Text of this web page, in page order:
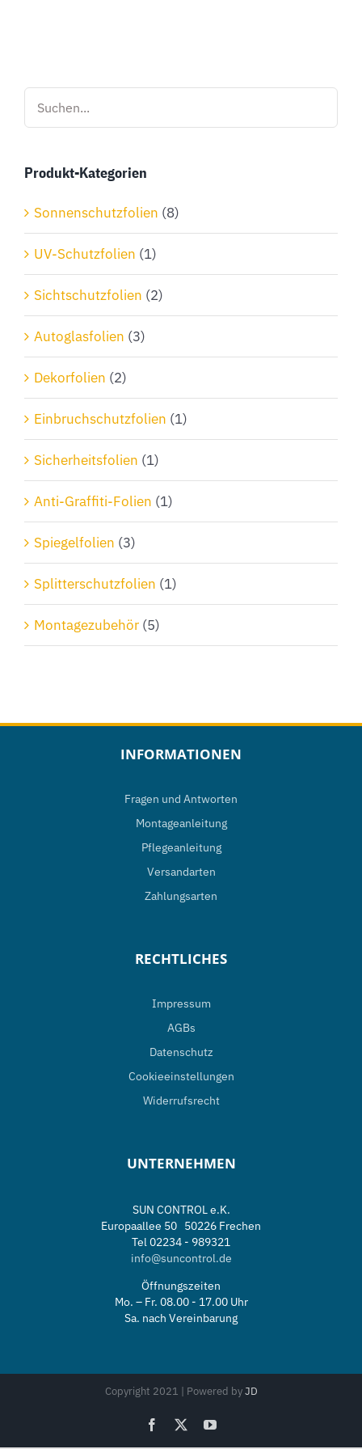
Die
können
Produktseite
gewählt
werden
Produkt-Kategorien
Sonnenschutzfolien (8)
UV-Schutzfolien (1)
Sichtschutzfolien (2)
Autoglasfolien (3)
Dekorfolien (2)
Einbruchschutzfolien (1)
Sicherheitsfolien (1)
Anti-Graffiti-Folien (1)
Spiegelfolien (3)
Splitterschutzfolien (1)
Montagezubehör (5)
INFORMATIONEN
Fragen und Antworten
Montageanleitung
Pflegeanleitung
Versandarten
Zahlungsarten
RECHTLICHES
Impressum
AGBs
Datenschutz
Cookieeinstellungen
Widerrufsrecht
UNTERNEHMEN
SUN CONTROL e.K.
Europaallee 50 50226 Frechen
Tel 02234 - 989321
info@suncontrol.de
Öffnungszeiten
Mo. – Fr. 08.00 - 17.00 Uhr
Sa. nach Vereinbarung
Copyright 2021 | Powered byJD
Facebook YouTube